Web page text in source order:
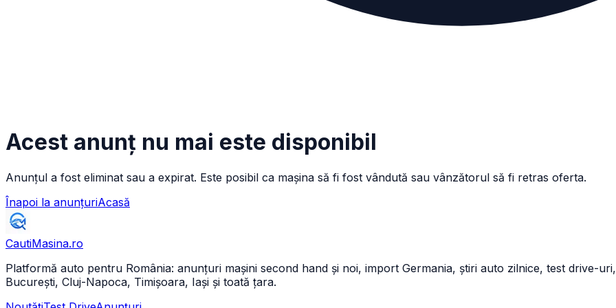
Acest anunț nu mai este disponibil
Anunțul a fost eliminat sau a expirat. Este posibil ca mașina să fi fost vândută sau vânzătorul să fi retras oferta.
Înapoi la anunțuriAcasă
CautiMasina.ro
Platformă auto pentru România: anunțuri mașini second hand și noi, import Germania, știri auto zilnice, test drive-
București, Cluj-Napoca, Timișoara, Iași și toată țara.